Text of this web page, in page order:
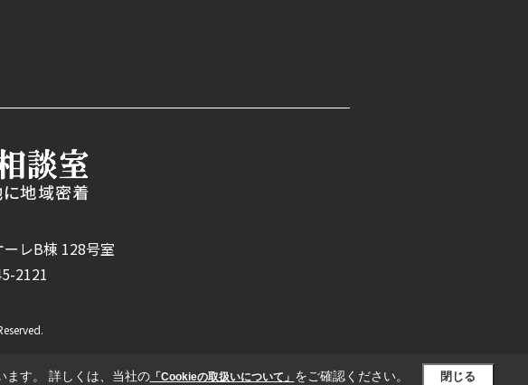
レB棟 128号室
2121
ます。 詳しくは、当社の「Cookieの取扱いについて」 をご確認ください。 閉じる